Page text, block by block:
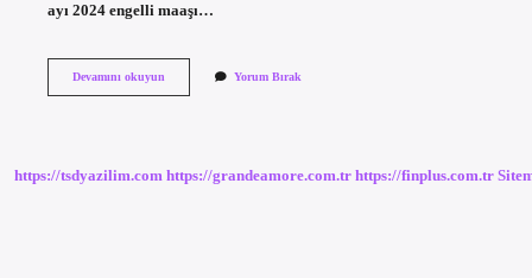
ayı 2024 engelli maaşı…
Devamını okuyun
Olacak
Yorum Bırak
https://tsdyazilim.com https://grandeamore.com.tr https://finplus.com.tr